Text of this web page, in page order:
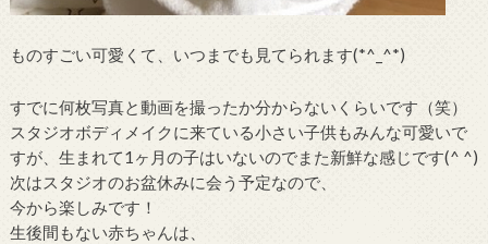
ものすごい可愛くて、いつまでも見てられます(*^_^*)
すでに何枚写真と動画を撮ったか分からないくらいです（笑）
スタジオボディメイクに来ている小さい子供もみんな可愛いで
すが、生まれて1ヶ月の子はいないのでまた新鮮な感じです(^ ^)
次はスタジオのお盆休みに会う予定なので、
今から楽しみです！
生後間もない赤ちゃんは、